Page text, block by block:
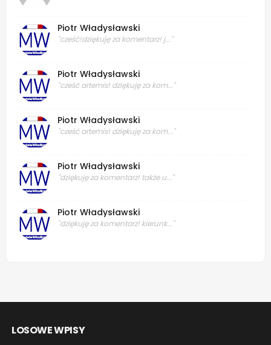
Piotr Władysławski
"cześć!dziękuję za komentarz! j..."
Piotr Władysławski
"cześć artemis! dziękuję za kom..."
Piotr Władysławski
"cześć artemis! dziękuję za kom..."
Piotr Władysławski
"dziękuję za komentarz! także u..."
Piotr Władysławski
"dziękuję za komentarz! kierunk..."
LOSOWE WPISY